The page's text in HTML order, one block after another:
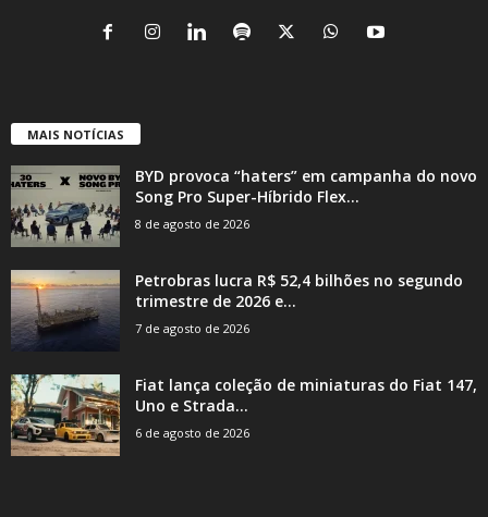
MAIS NOTÍCIAS
BYD provoca “haters” em campanha do novo
Song Pro Super-Híbrido Flex...
8 de agosto de 2026
Petrobras lucra R$ 52,4 bilhões no segundo
trimestre de 2026 e...
7 de agosto de 2026
Fiat lança coleção de miniaturas do Fiat 147,
Uno e Strada...
6 de agosto de 2026